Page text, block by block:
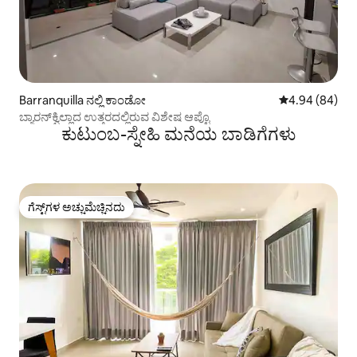
Barranquilla ನಲ್ಲಿ ಕಾಂಡೋ 5 ರಲ್ಲಿ 4.94
4.94 (84)
ಬ್ಯಾರನ್‌ಕ್ವಿಲ್ಲಾದ ಉತ್ತರದಲ್ಲಿರುವ ವಿಶೇಷ ಆಪ್ಟೊ
ಕುಟುಂಬ-ಸ್ನೇಹಿ ಮನೆಯ ಬಾಡಿಗೆಗಳು
ಗೆಸ್ಟ್‌ಗಳ ಅಚ್ಚುಮೆಚ್ಚಿನದು
ಗೆಸ್ಟ್‌ಗಳ ಅಚ್ಚುಮೆಚ್ಚಿನದು